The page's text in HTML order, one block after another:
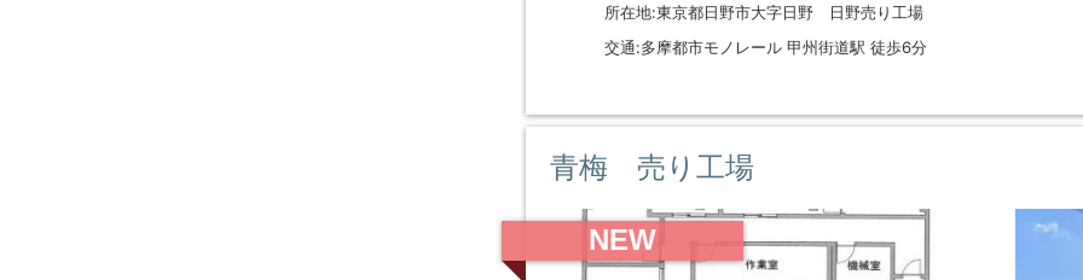
所在地:東京都日野市大字日野 日野売り工場
交通:多摩都市モノレール 甲州街道駅 徒歩6分
青梅 売り工場
NEW